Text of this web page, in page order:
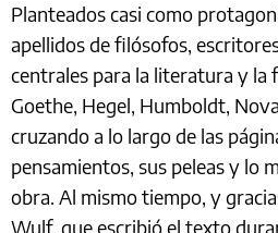
Planteados casi como
apellidos de filósofos,
centrales para la literatura y la
Goethe, Hegel, Humboldt,
cruzando a lo largo de las
pensamientos, sus peleas y lo
obra. Al mismo tiempo, y
Wulf, que escribió el texto